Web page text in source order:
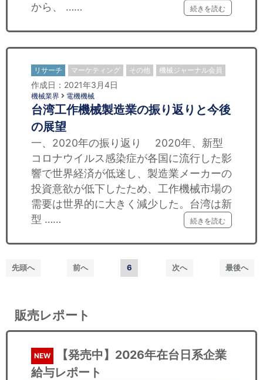
から、 ……
続きを読む
リサーチ マーケティング その他 機械ジャーナル会員
作成日：2021年3月4日
機械業界 電機機械
台湾工作機械製造業の振り返りと今後
の展望
一、2020年の振り返り 2020年、新型
コロナウイルス感染症が各国に流行した影
響で世界経済が低迷し、製造業メーカーの
投資意欲が低下したため、工作機械市場の
需要は世界的に大きく減少した。台湾は新
型 ……
続きを読む
先頭へ 前へ 6 次へ 最後へ
販売レポート
NEW
【発売中】2026年在台日系企業
給与レポート